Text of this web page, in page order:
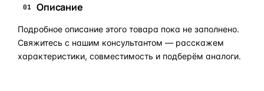
01 Описание
Подробное описание этого товара пока не заполнено.
Свяжитесь с нашим консультантом — расскажем
характеристики, совместимость и подберём аналоги.